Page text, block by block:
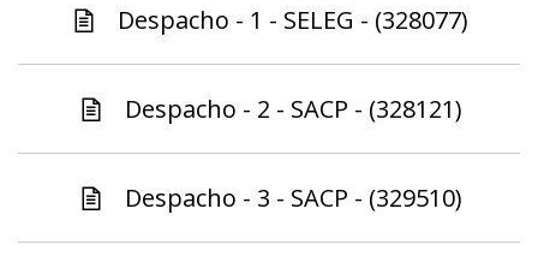
Despacho - 1 - SELEG - (328077)
Despacho - 2 - SACP - (328121)
Despacho - 3 - SACP - (329510)